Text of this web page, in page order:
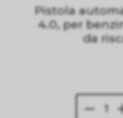
Pistola
4.0, per
da